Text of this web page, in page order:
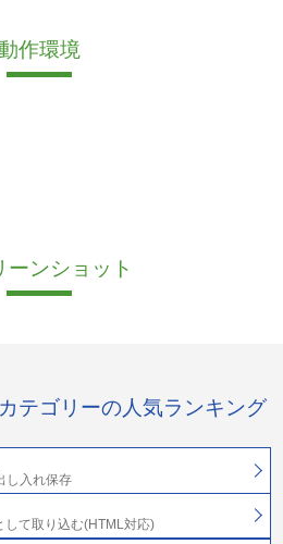
作環境
ーンショット
テゴリーの人気ランキング
し入れ保存
て取り込む(HTML対応)